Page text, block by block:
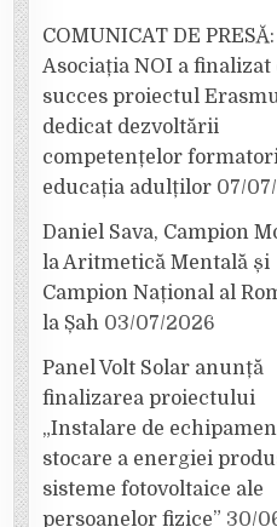
COMUNICAT DE PRESĂ:
Asociația NOI a finalizat
succes proiectul
dedicat dezvoltării
competențelor
educația adulților 07/
Daniel Sava, Campion
la Aritmetică Mentală și
Campion Național al
la Șah 03/07/2026
Panel Volt Solar anunță
finalizarea proiectului
„Instalare de
stocare a energiei
sisteme fotovoltaice ale
persoanelor fizice” 30/